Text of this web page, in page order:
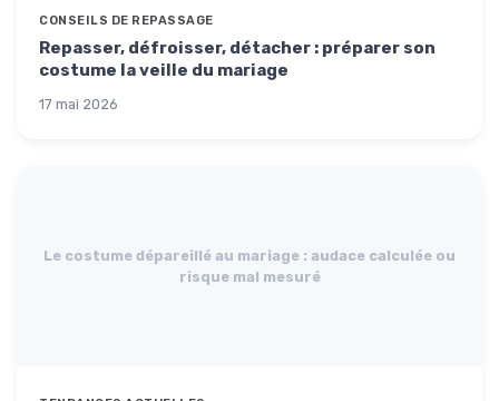
CONSEILS DE REPASSAGE
Repasser, défroisser, détacher : préparer son
costume la veille du mariage
17 mai 2026
Le costume dépareillé au mariage : audace calculée ou
risque mal mesuré